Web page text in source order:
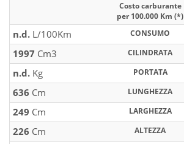
Costo carburante
per 100.000 Km (*)
n.d. L/100Km CONSUMO
1997 Cm3 CILINDRATA
n.d. Kg PORTATA
636 Cm LUNGHEZZA
249 Cm LARGHEZZA
226 Cm ALTEZZA